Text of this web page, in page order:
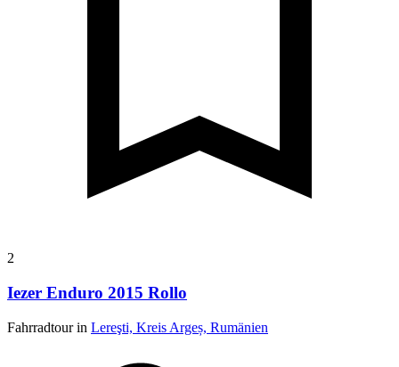
2
Iezer Enduro 2015 Rollo
Fahrradtour in Lereşti, Kreis Argeș, Rumänien